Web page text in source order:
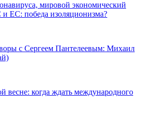
мировой экономический
ЕС: победа изоляционизма?
с Сергеем Пантелеевым: Михаил
весне: когда ждать международного